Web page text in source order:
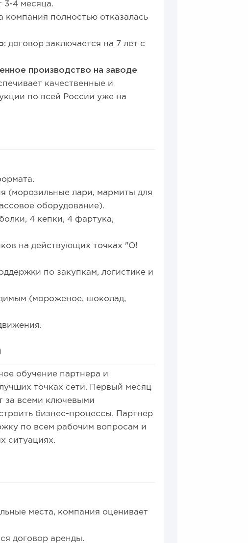
3-4 месяца.
компания полностью отказалась
договор заключается на 7 лет с
производство на заводе
качественные и
по всей России уже на
(морозильные лари, мармиты для
оборудование).
4 кепки, 4 фартука,
на действующих точках "О!
по закупкам, логистике и
(мороженое, шоколад,
обучение партнера и
точках сети. Первый месяц
за всеми ключевыми
бизнес-процессы. Партнер
по всем рабочим вопросам и
ситуациях.
места, компания оценивает
договор аренды.